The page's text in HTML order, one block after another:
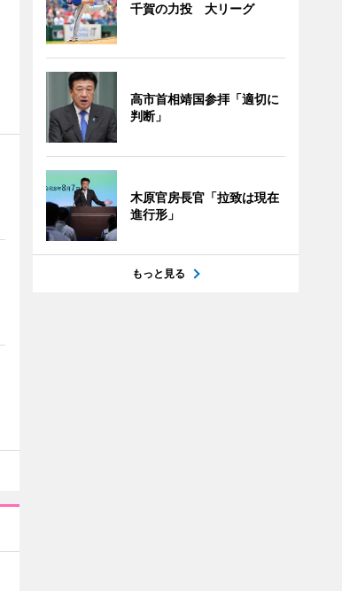
千賀の力投 大リーグ
高市首相靖国参拝「適切に
判断」
木原官房長官「拉致は現在
進行形」
もっと見る